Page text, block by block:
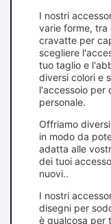
I nostri
varie forme, tra
cravatte per
scegliere
tuo taglio e
diversi colori e
l'accessoio per
personale.
Offriamo
in modo da
adatta alle
dei tuoi
nuovi..
I nostri
disegni per
è qualcosa per